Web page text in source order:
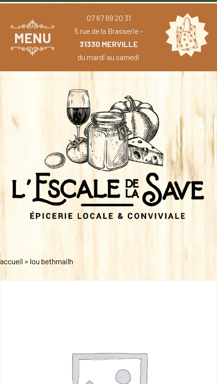
MENU
07 67 69 20 31
5 rue de la Brasserie -
31330 MERVILLE
du mardi au samedi
accueil » lou bethmailh